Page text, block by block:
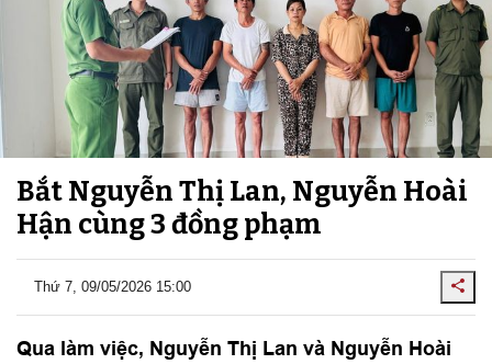
Bắt Nguyễn Thị Lan, Nguyễn Hoài
Hận cùng 3 đồng phạm
Thứ 7, 09/05/2026 15:00
Qua làm việc, Nguyễn Thị Lan và Nguyễn Hoài